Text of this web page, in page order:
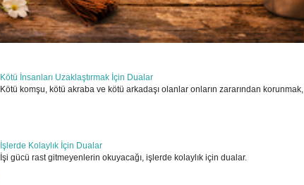
Kötü İnsanları Uzaklaştırmak İçin Dualar
Kötü komşu, kötü akraba ve kötü arkadaşı olanlar onların zararından korunmak,
İşlerde Kolaylık İçin Dualar
İşi gücü rast gitmeyenlerin okuyacağı, işlerde kolaylık için dualar.